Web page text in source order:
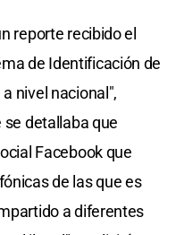
reporte recibido el
de Identificación de
nivel nacional",
detallaba que
Facebook que
de las que es
a diferentes